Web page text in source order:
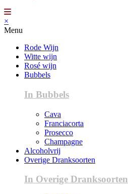
×
Menu
Rode Wijn
Witte wijn
Rosé wijn
Bubbels
In Bubbels
Cava
Franciacorta
Prosecco
Champagne
Alcoholvrij
Overige Dranksoorten
In Overige Dranksoorten